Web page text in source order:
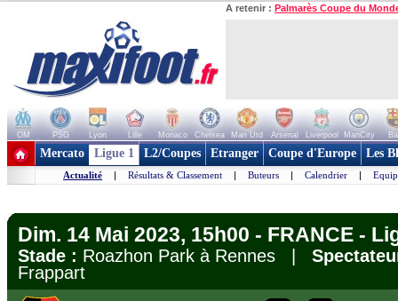
A retenir : Palmarès Coupe du
OM PSG Lyon Lille Monaco Chelsea Man Utd Arsenal Liverpool ManCity
+ de clubs
Mercato Ligue 1 L2/Coupes Etranger Coupe d'Europe Les
Actualité | Résultats & Classement | Buteurs | Calendrier |
Dim. 14 Mai 2023, 15h00 - FRANCE -
Stade : Roazhon Park à Rennes |
Frappart